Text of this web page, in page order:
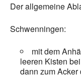
Der allgemeine
Schwenningen:
mit dem
leeren Kisten
dann zum